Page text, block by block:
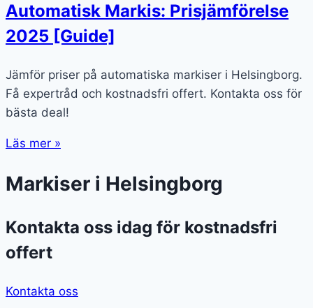
Automatisk Markis: Prisjämförelse
2025 [Guide]
Jämför priser på automatiska markiser i Helsingborg.
Få expertråd och kostnadsfri offert. Kontakta oss för
bästa deal!
Läs mer »
Markiser i Helsingborg
Kontakta oss idag för kostnadsfri
offert
Kontakta oss